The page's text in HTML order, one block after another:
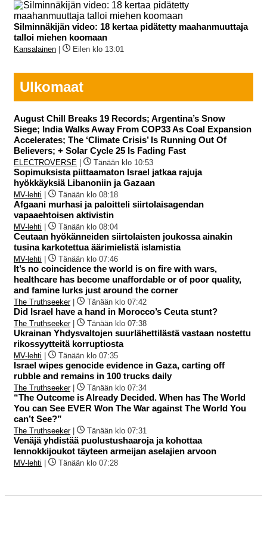
Silminnäkijän video: 18 kertaa pidätetty maahanmuuttaja
talloi miehen koomaan
Kansalainen Eilen klo 13:01
Ulkomaat
August Chill Breaks 19 Records; Argentina’s Snow
Siege; India Walks Away From COP33 As Coal Expansion
Accelerates; The ‘Climate Crisis’ Is Running Out Of
Believers; + Solar Cycle 25 Is Fading Fast
ELECTROVERSE | Tänään klo 10:53
Sopimuksista piittaamaton Israel jatkaa rajuja
hyökkäyksiä Libanoniin ja Gazaan
MV-lehti | Tänään klo 08:18
Afgaani murhasi ja paloitteli siirtolaisagendan
vapaaehtoisen aktivistin
MV-lehti | Tänään klo 08:04
Ceutaan hyökänneiden siirtolaisten joukossa ainakin
tusina karkotettua äärimielistä islamistia
MV-lehti | Tänään klo 07:46
It’s no coincidence the world is on fire with wars,
healthcare has become unaffordable or of poor quality,
and famine lurks just around the corner
The Truthseeker| Tänään klo 07:42
Did Israel have a hand in Morocco’s Ceuta stunt?
The Truthseeker| Tänään klo 07:38
Ukrainan Yhdysvaltojen suurlähettilästä vastaan nostettu
rikossyytteitä korruptiosta
MV-lehti | Tänään klo 07:35
Israel wipes genocide evidence in Gaza, carting off
rubble and remains in 100 trucks daily
The Truthseeker| Tänään klo 07:34
“The Outcome is Already Decided. When has The World
You can See EVER Won The War against The World You
can’t See?”
The Truthseeker| Tänään klo 07:31
Venäjä yhdistää puolustushaaroja ja kohottaa
lennokkijoukot täyteen armeijan aselajien arvoon
MV-lehti | Tänään klo 07:28